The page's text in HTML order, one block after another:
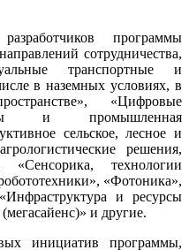
программы
сотрудничества,
транспортные и
в наземных условиях, в
«Цифровые
и промышленная
сельское, лесное и
решения,
«Сенсорика, технологии
«Фотоника»,
и ресурсы
и другие.
инициатив программы,